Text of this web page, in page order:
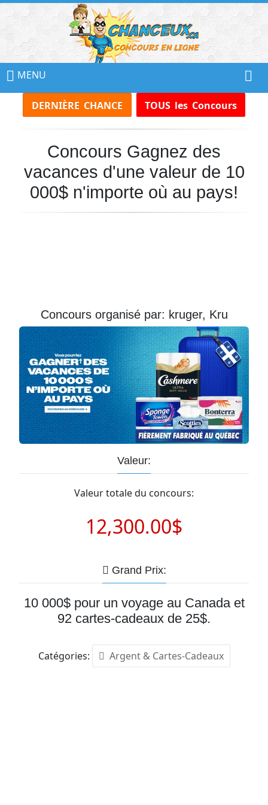
MENU
DERNIÈRE CHANCE TOUS les Concours
Concours Gagnez des
vacances d'une valeur de 10
000$ n'importe où au pays!
Concours organisé par: kruger, Kru
Valeur:
Valeur totale du concours:
12,300.00$
Grand Prix:
10 000$ pour un voyage au Canada et
92 cartes-cadeaux de 25$.
Catégories: Argent & Cartes-Cadeaux
📢
Ne
Manquez
Aucun
Concours!
Inscrivez-
notre
infolettre
Prénom
Courriel
*
JE
M'INSCRIS!